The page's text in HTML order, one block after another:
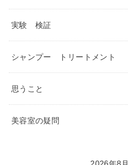
実験 検証
シャンプー トリートメント
思うこと
美容室の疑問